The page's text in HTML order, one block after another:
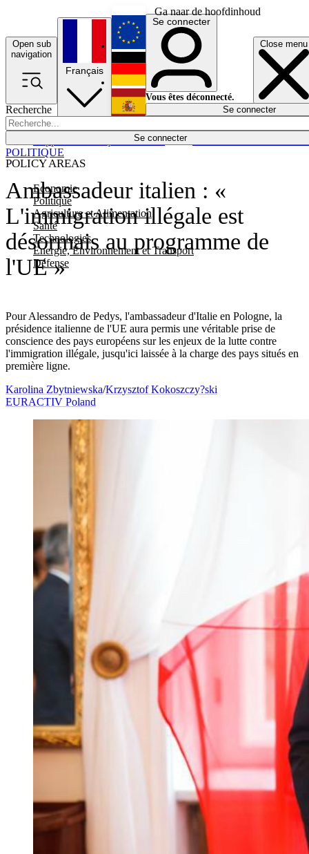
Ga naar de hoofdinhoud
Open sub
navigation
Close menu
Recherche
Se connecter
POLICY AREAS
Economie
Politique
Agriculture et Alimentation
Santé
Technologies
Energie, Environnement et Transport
Défense
Économie
Français
English
Deutsch
Español
Se connecter
Vous êtes déconnecté.
Se connecter
Ambassadeur italien : «
L'immigration illégale est
désormais au programme de
l'UE »
Pour Alessandro de Pedys, l'ambassadeur d'Italie en Pologne, la
présidence italienne de l'UE aura permis une véritable prise de
conscience des pays européens sur les enjeux de la lutte contre
l'immigration illégale, jusqu'ici laissée à la charge des pays situés en
première ligne.
POLITIQUE
Karolina Zbytniewska/Krzysztof Kokoszczy?ski
EURACTIV Poland